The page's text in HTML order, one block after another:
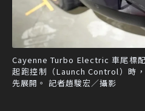
Cayenne Turbo Electric 車尾標
起跑控制（Launch Control）時
先展開。 記者趙駿宏／攝影